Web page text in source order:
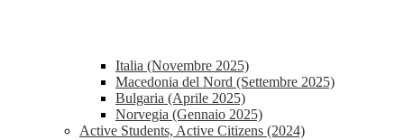
Italia (Novembre 2025)
Macedonia del Nord (Settembre 2025)
Bulgaria (Aprile 2025)
Norvegia (Gennaio 2025)
Active Students, Active Citizens (2024)